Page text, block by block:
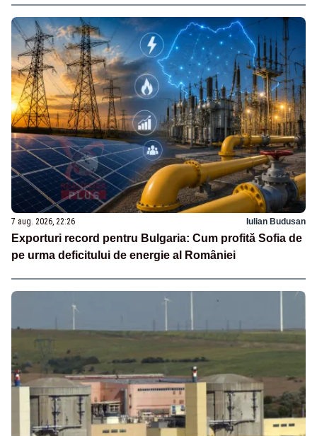
7 aug. 2026, 22:26 Iulian Budusan
Exporturi record pentru Bulgaria: Cum profită Sofia de
pe urma deficitului de energie al României